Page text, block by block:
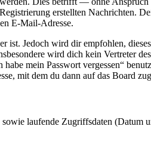
erstellten Nachrichten.
E-Mail-Adresse.
ist. Jedoch wird dir empfohlen,
wird dich kein Vertreter
mein Passwort vergessen“
mit dem du dann auf das Board
laufende Zugriffsdaten